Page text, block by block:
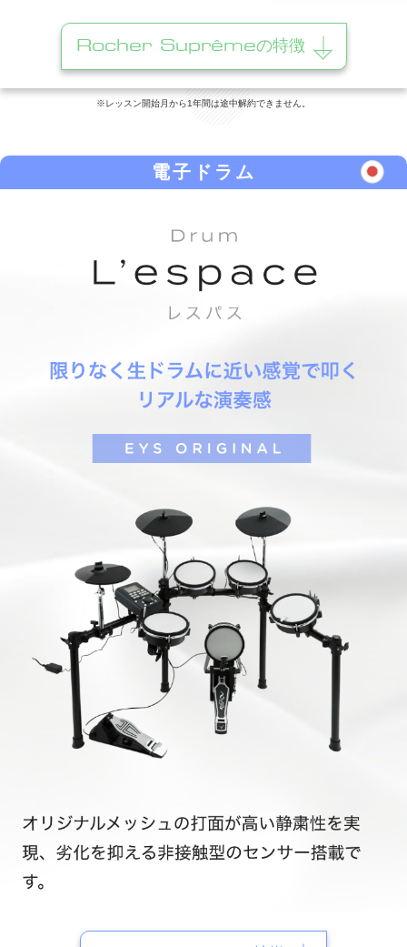
Rocher Suprêmeの特徴
※レッスン開始月から1年間は途中解約できません。
電子ドラム